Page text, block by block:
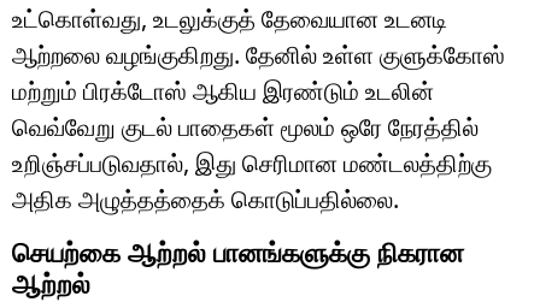
உட்கொள்வது, உடலுக்குத் தேவையான உடனடி
ஆற்றலை வழங்குகிறது. தேனில் உள்ள குளுக்கோஸ்
மற்றும் பிரக்டோஸ் ஆகிய இரண்டும் உடலின்
வெவ்வேறு குடல் பாதைகள் மூலம் ஒரே நேரத்தில்
உறிஞ்சப்படுவதால், இது செரிமான மண்டலத்திற்கு
அதிக அழுத்தத்தைக் கொடுப்பதில்லை.
செயற்கை ஆற்றல் பானங்களுக்கு நிகரான
ஆற்றல்